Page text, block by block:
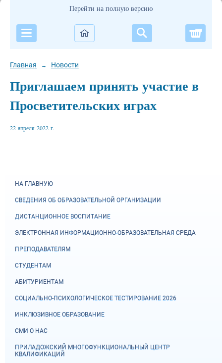
Перейти на полную версию
Главная → Новости
Приглашаем принять участие в
Просветительских играх
22 апреля 2022 г.
НА ГЛАВНУЮ
СВЕДЕНИЯ ОБ ОБРАЗОВАТЕЛЬНОЙ ОРГАНИЗАЦИИ
ДИСТАНЦИОННОЕ ВОСПИТАНИЕ
ЭЛЕКТРОННАЯ ИНФОРМАЦИОННО-ОБРАЗОВАТЕЛЬНАЯ СРЕДА
ПРЕПОДАВАТЕЛЯМ
СТУДЕНТАМ
АБИТУРИЕНТАМ
СОЦИАЛЬНО-ПСИХОЛОГИЧЕСКОЕ ТЕСТИРОВАНИЕ 2026
ИНКЛЮЗИВНОЕ ОБРАЗОВАНИЕ
СМИ О НАС
ПРИЛАДОЖСКИЙ МНОГОФУНКЦИОНАЛЬНЫЙ ЦЕНТР
КВАЛИФИКАЦИЙ